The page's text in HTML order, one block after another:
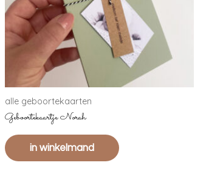
alle geboortekaarten
Geboortekaartje Norah
in winkelmand